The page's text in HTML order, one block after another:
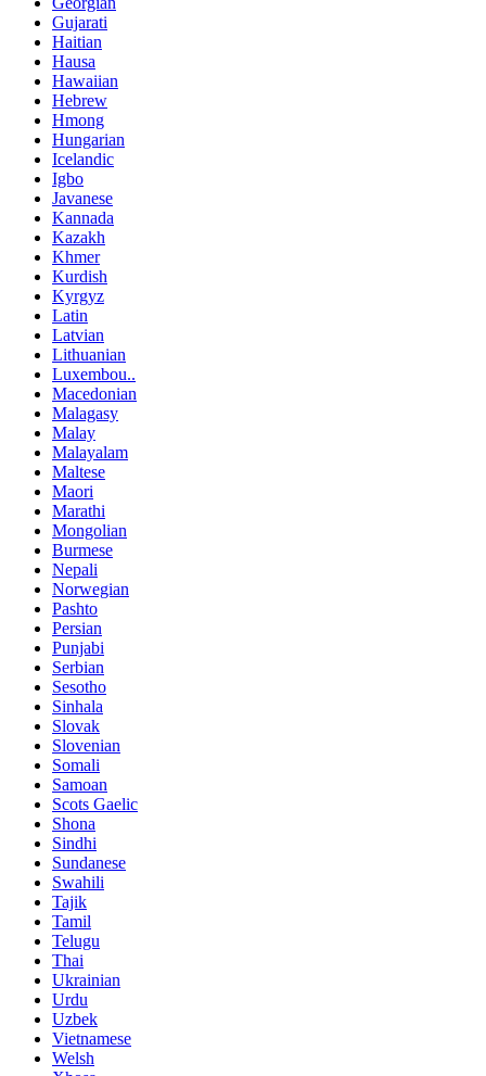
Gujarati
Haitian
Hausa
Hawaiian
Hebrew
Hmong
Hungarian
Icelandic
Igbo
Javanese
Kannada
Kazakh
Khmer
Kurdish
Kyrgyz
Latin
Latvian
Lithuanian
Luxembou..
Macedonian
Malagasy
Malay
Malayalam
Maltese
Maori
Marathi
Mongolian
Burmese
Nepali
Norwegian
Pashto
Persian
Punjabi
Serbian
Sesotho
Sinhala
Slovak
Slovenian
Somali
Samoan
Scots Gaelic
Shona
Sindhi
Sundanese
Swahili
Tajik
Tamil
Telugu
Thai
Ukrainian
Urdu
Uzbek
Vietnamese
Welsh